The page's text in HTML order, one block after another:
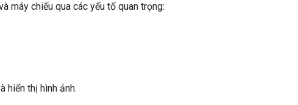
đến hơn 100 inch cho màn hình LED lớn).
đặt cố định trên tường.